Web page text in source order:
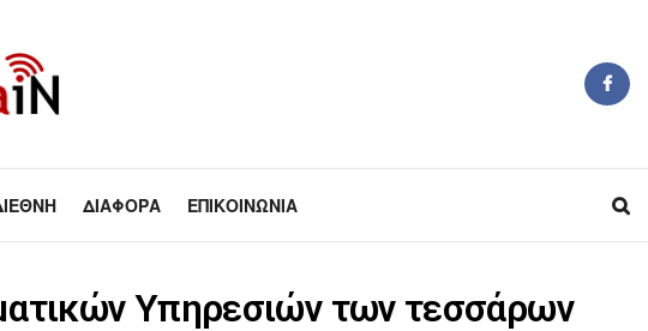
ΔΙΆΦΟΡΑ ΕΠΙΚΟΙΝΩΝΊΑ
Υπηρεσιών των τεσσάρων